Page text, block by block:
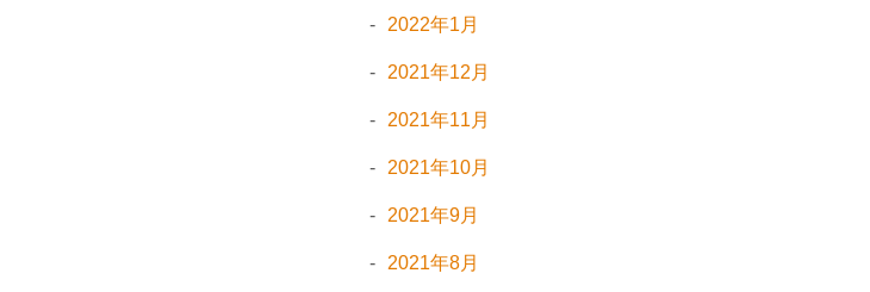
2022年1月
2021年12月
2021年11月
2021年10月
2021年9月
2021年8月